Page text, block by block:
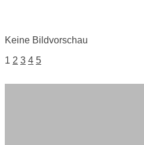
Keine Bildvorschau
Posts
1 2 3 4 5